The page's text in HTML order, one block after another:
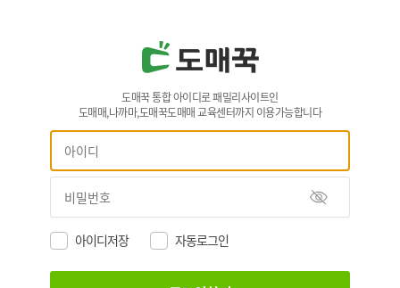
도매꾹 통합 아이디로 패밀리사이트인
도매매,나까마,도매꾹도매매 교육센터까지 이용가능합니다
아이디저장 자동로그인